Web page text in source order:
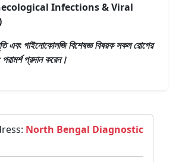
Infections & Viral
এবং গাইনোকোলজি বিশেষজ্ঞবিষয়ক সকল রোগের
পরামর্শ প্রদান করেন।
North Bengal Diagnostic